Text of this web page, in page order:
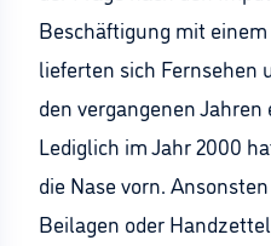
Beschäftigung mit
lieferten sich Fernsehen
den vergangenen
Lediglich im Jahr 2000
die Nase vorn.
Beilagen oder